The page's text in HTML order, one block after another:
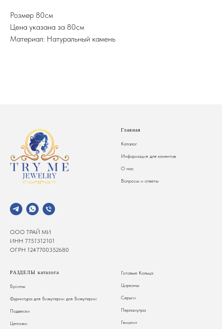
Розмер 80см
Цена указана за 80см
Материал: Натуральный камень
ООО ТРАЙ МИ
ИНН 7751312101
ОГРН 1247700352680
Главная
Каталог
Информация для клиентов
О нас
Вопросы и ответы
РАЗДЕЛЫ каталога
Бусины
Фурнитура для Бижутерии для Бижутерии
Подвески
Цепочки
Готовые Кольца
Цирконы
Серьги
Перламутра
Гематит